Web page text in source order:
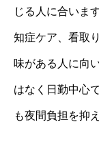
じる人に合いま
知症ケア、看取
味がある人に向
はなく日勤中心
も夜間負担を抑